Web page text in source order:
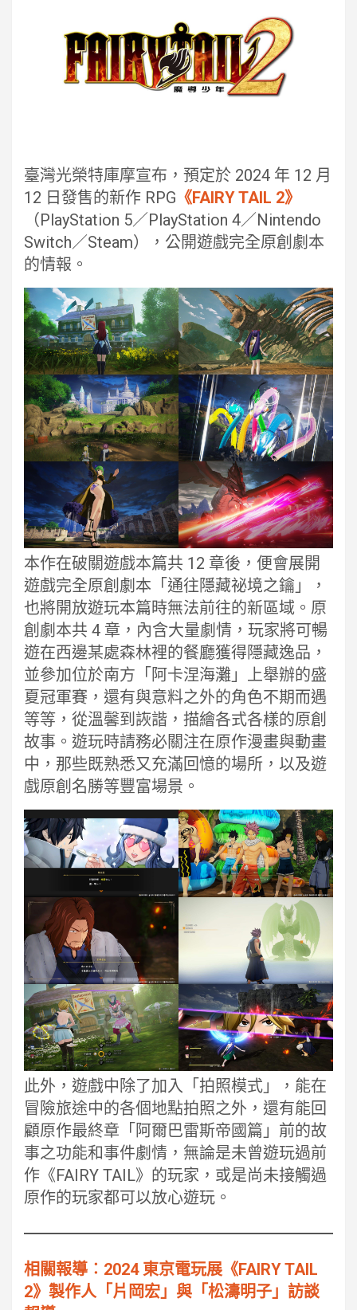
臺灣光榮特庫摩宣布，預定於 2024 年 12 月
12 日發售的新作 RPG 《FAIRY TAIL 2》
（PlayStation 5／PlayStation 4／Nintendo
Switch／Steam），公開遊戲完全原創劇本
的情報。
本作在破關遊戲本篇共 12 章後，便會展開
遊戲完全原創劇本「通往隱藏祕境之鑰」，
也將開放遊玩本篇時無法前往的新區域。原
創劇本共 4 章，內含大量劇情，玩家將可暢
遊在西邊某處森林裡的餐廳獲得隱藏逸品，
並參加位於南方「阿卡涅海灘」上舉辦的盛
夏冠軍賽，還有與意料之外的角色不期而遇
等等，從溫馨到詼諧，描繪各式各樣的原創
故事。遊玩時請務必關注在原作漫畫與動畫
中，那些既熟悉又充滿回憶的場所，以及遊
戲原創名勝等豐富場景。
此外，遊戲中除了加入「拍照模式」，能在
冒險旅途中的各個地點拍照之外，還有能回
顧原作最終章「阿爾巴雷斯帝國篇」前的故
事之功能和事件劇情，無論是未曾遊玩過前
作《FAIRY TAIL》的玩家，或是尚未接觸過
原作的玩家都可以放心遊玩。
相關報導︰2024 東京電玩展《FAIRY TAIL
2》製作人「片岡宏」與「松濤明子」訪談